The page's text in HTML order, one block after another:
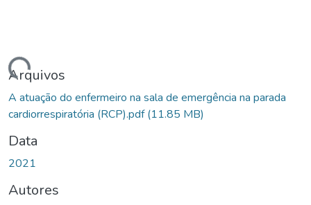
Carregando...
Arquivos
A atuação do enfermeiro na sala de emergência na parada
cardiorrespiratória (RCP).pdf(11.85 MB)
Data
2021
Autores